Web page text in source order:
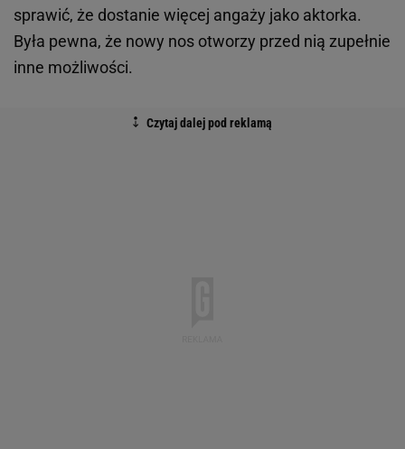
sprawić, że dostanie więcej angaży jako aktorka.
Była pewna, że nowy nos otworzy przed nią zupełnie
inne możliwości.